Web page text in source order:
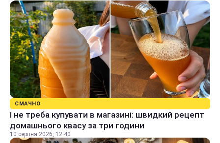
СМАЧНО
І не треба купувати в магазині: швидкий рецепт
домашнього квасу за три години
10 серпня 2026, 12:40